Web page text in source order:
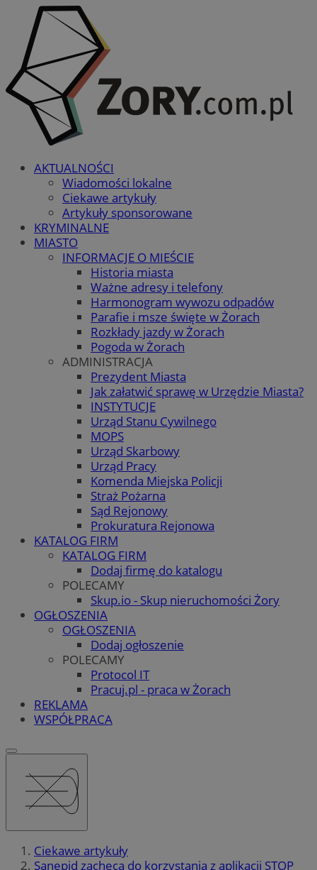
AKTUALNOŚCI
Wiadomości lokalne
Ciekawe artykuły
Artykuły sponsorowane
KRYMINALNE
MIASTO
INFORMACJE O MIEŚCIE
Historia miasta
Ważne adresy i telefony
Harmonogram wywozu odpadów
Parafie i msze święte w Żorach
Rozkłady jazdy w Żorach
Pogoda w Żorach
ADMINISTRACJA
Prezydent Miasta
Jak załatwić sprawę w Urzędzie Miasta?
INSTYTUCJE
Urząd Stanu Cywilnego
MOPS
Urząd Skarbowy
Urząd Pracy
Komenda Miejska Policji
Straż Pożarna
Sąd Rejonowy
Prokuratura Rejonowa
KATALOG FIRM
KATALOG FIRM
Dodaj firmę do katalogu
POLECAMY
Skup.io - Skup nieruchomości Żory
OGŁOSZENIA
OGŁOSZENIA
Dodaj ogłoszenie
POLECAMY
Protocol IT
Pracuj.pl - praca w Żorach
REKLAMA
WSPÓŁPRACA
Ciekawe artykuły
Sanepid zachęca do korzystania z aplikacji STOP